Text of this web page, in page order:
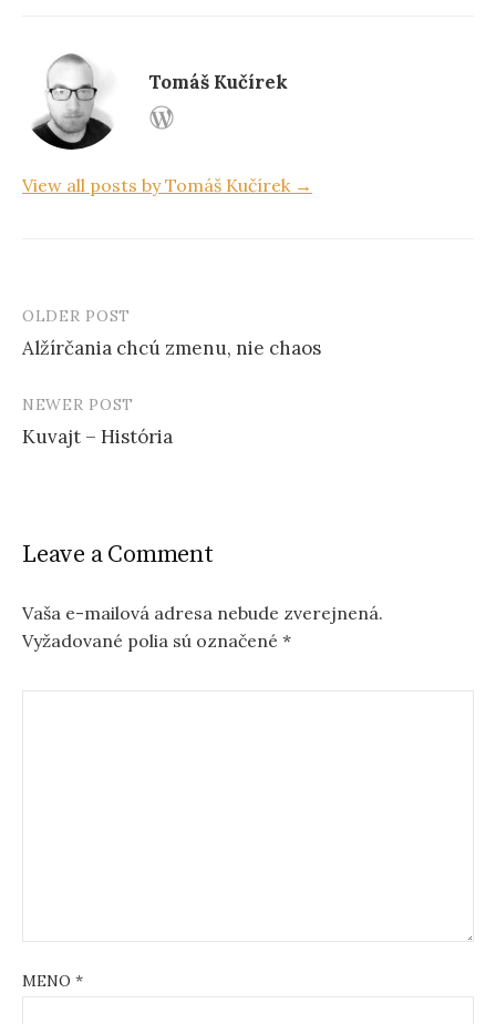
Tomáš Kučírek
View all posts by Tomáš Kučírek →
o
v
i
g
OLDER POST
Alžírčania chcú zmenu, nie chaos
NEWER POST
Kuvajt – História
Leave a Comment
Vaša e-mailová adresa nebude zverejnená.
Vyžadované polia sú označené *
MENO *